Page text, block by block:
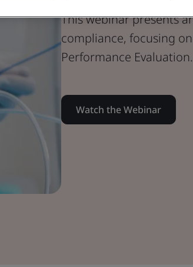
This webinar presents
compliance, focusing
Performance Evaluation.
Watch the Webinar